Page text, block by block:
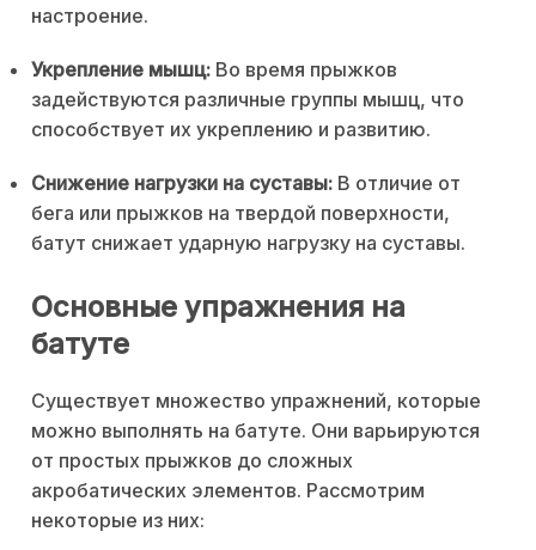
настроение.
Укрепление мышц: Во время прыжков
задействуются различные группы мышц, что
способствует их укреплению и развитию.
Снижение нагрузки на суставы: В отличие от
бега или прыжков на твердой поверхности,
батут снижает ударную нагрузку на суставы.
Основные упражнения на
батуте
Существует множество упражнений, которые
можно выполнять на батуте. Они варьируются
от простых прыжков до сложных
акробатических элементов. Рассмотрим
некоторые из них: